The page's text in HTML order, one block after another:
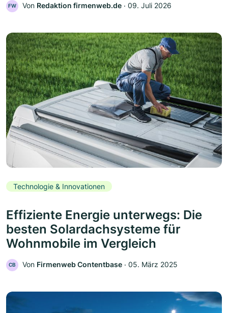
FW Von Redaktion firmenweb.de ‧ 09. Juli 2026
Technologie & Innovationen
Effiziente Energie unterwegs: Die
besten Solardachsysteme für
Wohnmobile im Vergleich
CB Von Firmenweb Contentbase ‧ 05. März 2025